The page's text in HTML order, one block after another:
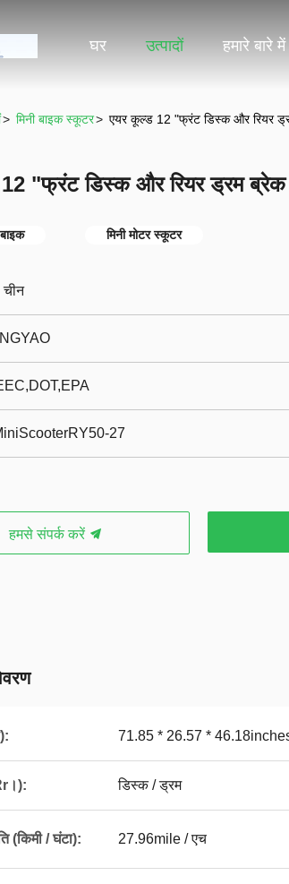
घर उत्पादों हमारे बारे में
> मिनी बाइक स्कूटर> एयर कूल्ड 12 "फ्रंट डिस्क और रियर
"फ्रंट डिस्क और रियर ड्रम
मिनी मोटर स्कूटर
चीन
27
हमसे संपर्क करें
71.85 * 26.57 *
डिस्क / ड्रम
(किमी / घंटा): 27.96mile / एच